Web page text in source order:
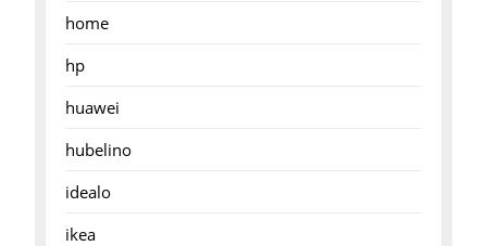
home
hp
huawei
hubelino
idealo
ikea